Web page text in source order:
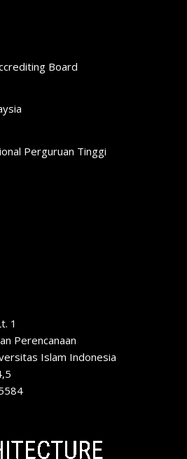
Board
Perguruan Tinggi
1
Perencanaan
Islam Indonesia